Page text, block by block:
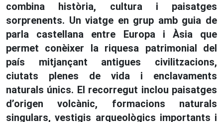
combina història, cultura i paisatges
sorprenents. Un viatge en grup amb guia de
parla castellana entre Europa i Àsia que
permet conèixer la riquesa patrimonial del
país mitjançant antigues civilitzacions,
ciutats plenes de vida i enclavaments
naturals únics. El recorregut inclou paisatges
d’origen volcànic, formacions naturals
singulars, vestigis arqueològics importants i